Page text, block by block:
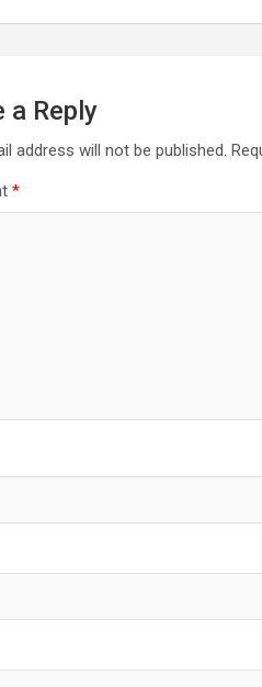
a Reply
address will not be published.
*